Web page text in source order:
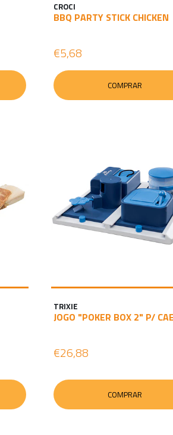
CROCI
BBQ PARTY STICK CHICKEN
€5,68
COMPRAR
TRIXIE
JOGO "POKER BOX 2" P/
€26,88
COMPRAR